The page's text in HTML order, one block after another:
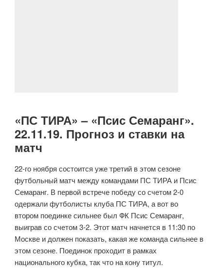
«ПС ТИРА» – «Псис Семаранг».
22.11.19. Прогноз и ставки на
матч
22-го ноября состоится уже третий в этом сезоне
футбольный матч между командами ПС ТИРА и Псис
Семаранг. В первой встрече победу со счетом 2-0
одержали футболисты клуба ПС ТИРА, а вот во
втором поединке сильнее был ФК Псис Семаранг,
выиграв со счетом 3-2. Этот матч начнется в 11:30 по
Москве и должен показать, какая же команда сильнее в
этом сезоне. Поединок проходит в рамках
национального кубка, так что на кону титул.